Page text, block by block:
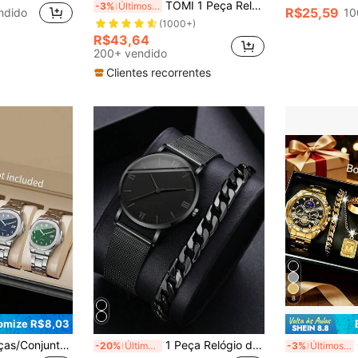
-3% Últimos 3 dias TOMI 1 Peça Relógio de Quartzo Masculino Minimalista Elegante Estilo de Negócios Premium Nicho Couro PU na Caixa para Uso Diário
(1000+)
R$43,64
200+ vendido
Clientes recorrentes
R$25,59
R$8,03
Casual de Quartzo com Mostrador Quadrado Clássico de Números Arábicos e Calendário (Caixa de Relógio Não Incluída) -20% Últimos 3 dias 1 Peça Relógio de Quartzo com Mostrador Redondo e Pulseira de Liga de Zinco Preta, 1 Peça Pulseira de Corrente, Para Decoração Diária Como Presente Para Estudantes Voltando às Aulas
8
-3% Últimos 3 dias